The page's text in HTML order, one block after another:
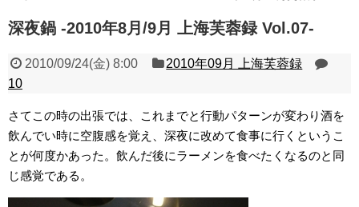
深夜鍋 -2010年8月/9月 上海芙蓉録 Vol.07-
2010/09/24(金) 8:00
2010年09月 上海芙蓉録
10
さてこの時の出張では、これまでと行動パターンが変わり酒を
飲んでい時に空腹感を覚え、深夜に改めて食事に行くというこ
とが何度かあった。飲んだ後にラーメンを食べたくなるのと同
じ感覚である。